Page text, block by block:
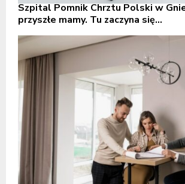
Szpital Pomnik Chrztu Polski w
przyszłe mamy. Tu zaczyna się...